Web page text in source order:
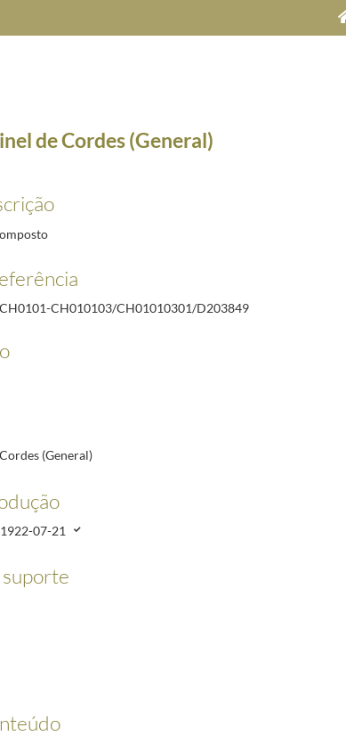
07-15
15
03-27/1922-07-15
de Cordes (General)
CH010103/CH01010301/D203849
(General)
1922-07-21
suporte